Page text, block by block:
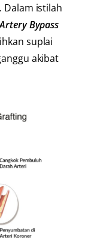
istilah
Bypass
suplai
akibat